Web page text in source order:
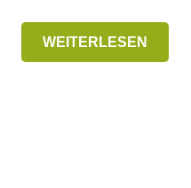
WEITERLESEN